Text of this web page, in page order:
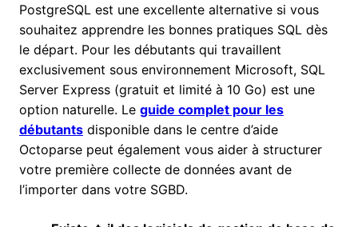
PostgreSQL est une excellente alternative si vous
souhaitez apprendre les bonnes pratiques SQL dès
le départ. Pour les débutants qui travaillent
exclusivement sous environnement Microsoft, SQL
Server Express (gratuit et limité à 10 Go) est une
option naturelle. Le guide complet pour les
débutants disponible dans le centre d’aide
Octoparse peut également vous aider à structurer
votre première collecte de données avant de
l’importer dans votre SGBD.